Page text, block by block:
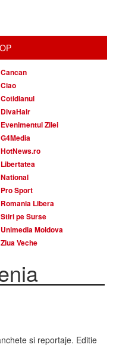
Cancan
Ciao
Cotidianul
DivaHair
Evenimentul Zilei
G4Media
HotNews.ro
Libertatea
National
Pro Sport
Romania Libera
Stiri pe Surse
Unimedia Moldova
Ziua Veche
si reportaje. Editie